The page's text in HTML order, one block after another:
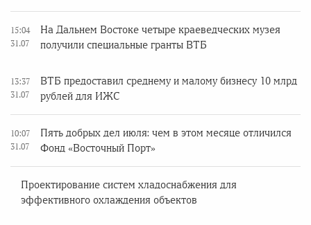
15:04
31.07
На Дальнем Востоке четыре краеведческих музея
получили специальные гранты ВТБ
13:37
31.07
ВТБ предоставил среднему и малому бизнесу 10 млрд
рублей для ИЖС
10:07
31.07
Пять добрых дел июля: чем в этом месяце отличился
Фонд «Восточный Порт»
Проектирование систем хладоснабжения для
эффективного охлаждения объектов